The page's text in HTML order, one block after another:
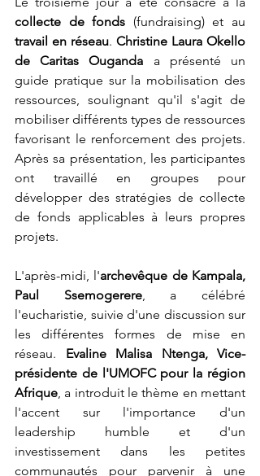
collecte de fonds
travail en réseau. Christine Laura Okello
de Caritas Ouganda a présenté un
guide pratique sur la mobilisation des
ressources, soulignant qu'il s'agit de
mobiliser différents types de ressources
favorisant le renforcement des projets.
Après sa présentation, les participantes
ont travaillé en groupes pour
développer des stratégies de collecte
de fonds applicables à leurs propres
projets.
L'après-midi, l'archevêque de Kampala,
Paul Ssemogerere, a célébré
l'eucharistie, suivie d'une discussion sur
les différentes formes de mise en
réseau. Evaline Malisa Ntenga, Vice-
présidente de l'UMOFC pour la région
Afrique, a introduit le thème en mettant
l'accent sur l'importance d'un
leadership humble et d'un
investissement dans les petites
communautés pour parvenir à une